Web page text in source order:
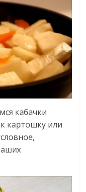
кабачки
картошку или